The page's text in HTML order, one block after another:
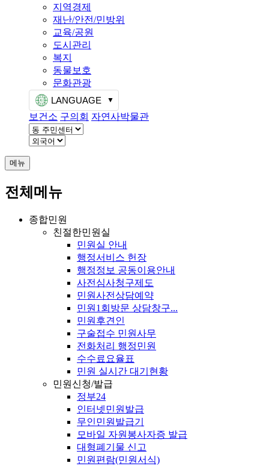
지역경제
재난/안전/민방위
교육/공원
도시관리
복지
동물보호
문화관광
LANGUAGE
보건소 구의회 자연사박물관
메뉴
전체메뉴
종합민원
친절한민원실
민원실 안내
행정서비스 헌장
행정정보 공동이용안내
사전심사청구제도
민원사전상담예약
민원1회방문 상담창구...
민원후견인
구술접수 민원사무
전화처리 행정민원
수수료요율표
민원 실시간 대기현황
민원신청/발급
정부24
인터넷민원발급
무인민원발급기
모바일 자원봉사자증 발급
대형폐기물 신고
민원편람(민원서식)